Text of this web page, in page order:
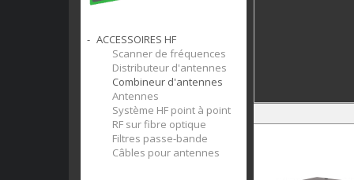
ACCESSOIRES HF
Scanner de fréquences
Distributeur d'antennes
Combineur d'antennes
Antennes
Système HF point à point
RF sur fibre optique
Filtres passe-bande
Câbles pour antennes